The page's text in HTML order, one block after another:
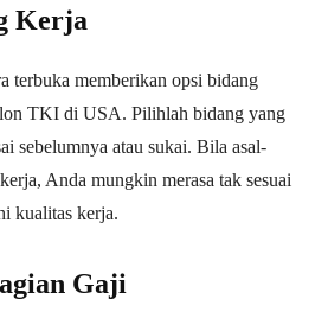
Kerja
terbuka memberikan opsi bidang
TKI di USA. Pilihlah bidang yang
sebelumnya atau sukai. Bila asal-
Anda mungkin merasa tak sesuai
kualitas kerja.
Gaji